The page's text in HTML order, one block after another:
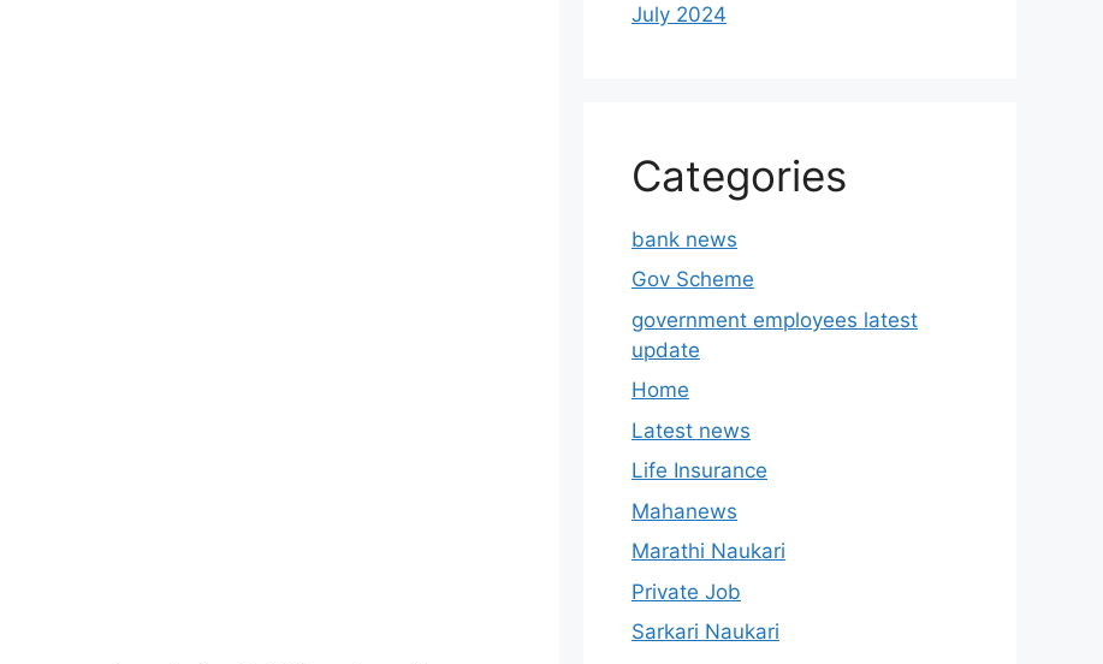
July 2024
Categories
bank news
Gov Scheme
government employees latest
update
Home
Latest news
Life Insurance
Mahanews
Marathi Naukari
Private Job
Sarkari Naukari